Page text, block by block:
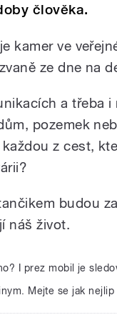
člověka.
kamer ve
ze dne na
a třeba i
pozemek
z cest,
budou
náš život.
I prez mobil je
Mejte se jak nejlip